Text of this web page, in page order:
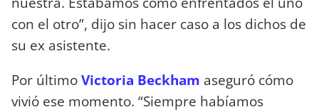
con el otro”, dijo sin hacer caso a los dichos de
su ex asistente.
Por últimoVictoria Beckham aseguró cómo
vivió ese momento. “Siempre habíamos